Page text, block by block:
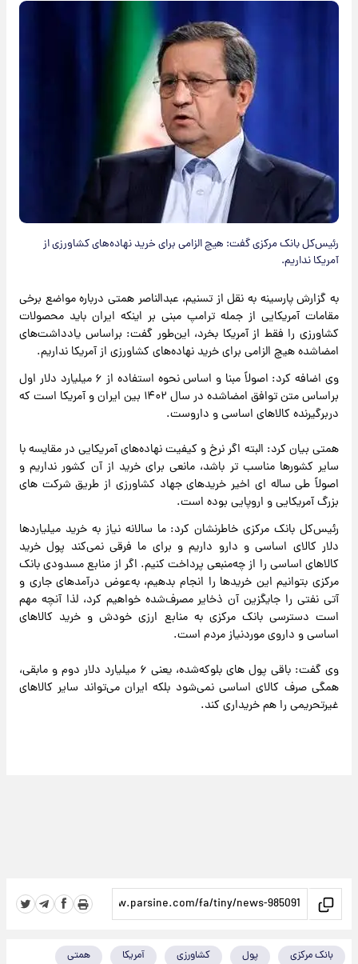
رئیس‌کل بانک مرکزی گفت: هیچ الزامی برای خرید نهاده‌های کشاورزی از
آمریکا نداریم.
به گزارش پارسینه به نقل از تسنیم، عبدالناصر همتی درباره مواضع برخی
مقامات آمریکایی از جمله ترامپ مبنی بر اینکه ایران باید محصولات
کشاورزی را فقط از آمریکا بخرد، این‌طور گفت: براساس یادداشت‌های
امضاشده هیچ الزامی برای خرید نهاده‌های کشاورزی از آمریکا نداریم.
وی اضافه کرد: اصولاً مبنا و اساس نحوه استفاده از ۶ میلیارد دلار اول
براساس متن توافق امضاشده در سال ۱۴۰۲ بین ایران و آمریکا است که
دربرگیرنده کالاهای اساسی و داروست.
همتی بیان کرد: البته اگر نرخ و کیفیت نهاده‌های آمریکایی در مقایسه با
سایر کشورها مناسب تر باشد، مانعی برای خرید از آن کشور نداریم و
اصولاً طی ساله ای اخیر خریدهای جهاد کشاورزی از طریق شرکت های
بزرگ آمریکایی و اروپایی بوده است.
رئیس‌کل بانک مرکزی خاطرنشان کرد: ما سالانه نیاز به خرید میلیاردها
دلار کالای اساسی و دارو داریم و برای ما فرقی نمی‌کند پول خرید
کالاهای اساسی را از چه‌منبعی پرداخت کنیم. اگر از منابع مسدودی بانک
مرکزی بتوانیم این خریدها را انجام بدهیم، به‌عوض درآمدهای جاری و
آتی نفتی را جایگزین آن ذخایر مصرف‌شده خواهیم کرد، لذا آنچه مهم
است دسترسی بانک مرکزی به منابع ارزی خودش و خرید کالاهای
اساسی و داروی موردنیاز مردم است.
وی گفت: باقی پول های بلوکه‌شده، یعنی ۶ میلیارد دلار دوم و مابقی،
همگی صرف کالای اساسی نمی‌شود بلکه ایران می‌تواند سایر کالاهای
غیرتحریمی را هم خریداری کند.
بانک مرکزی پول کشاورزی آمریکا همتی